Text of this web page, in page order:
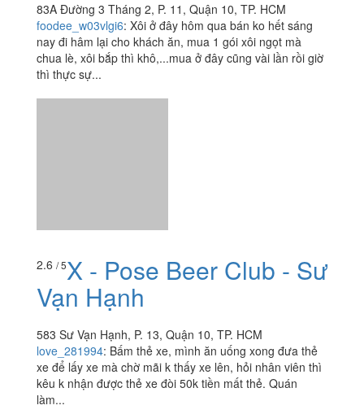
83A Đường 3 Tháng 2, P. 11, Quận 10, TP. HCM
foodee_w03vlgi6: Xôi ở đây hôm qua bán ko hết sáng
nay đi hâm lại cho khách ăn, mua 1 gói xôi ngọt mà
chua lè, xôi bắp thì khô,...mua ở đây cũng vài lần rồi giờ
thì thực sự...
2.6 / 5X - Pose Beer Club - Sư
Vạn Hạnh
583 Sư Vạn Hạnh, P. 13, Quận 10, TP. HCM
love_281994: Bấm thẻ xe, mình ăn uống xong đưa thẻ
xe để lấy xe mà chờ mãi k thấy xe lên, hỏi nhân viên thì
kêu k nhận được thẻ xe đòi 50k tiền mất thẻ. Quán
làm...